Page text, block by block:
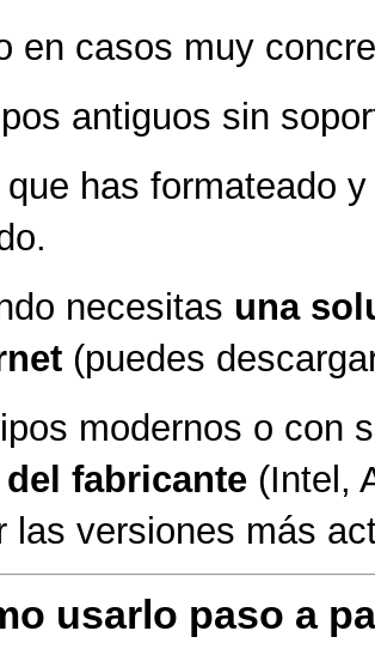
en casos muy
antiguos sin
que has formateado
necesitas una
(puedes
modernos o con
del fabricante (Intel,
las versiones más
usarlo paso a